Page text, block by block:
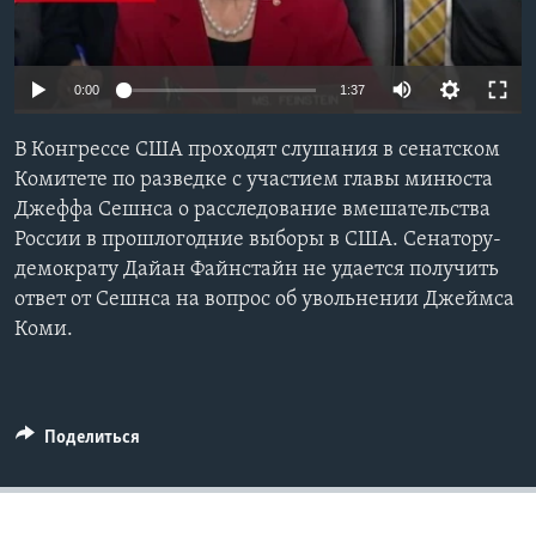
Learning English
Языки
0:00 1:37
В Конгрессе США проходят слушания в сенатском
Комитете по разведке с участием главы минюста
Джеффа Сешнса о расследование вмешательства
России в прошлогодние выборы в США. Сенатору-
демократу Дайан Файнстайн не удается получить
ответ от Сешнса на вопрос об увольнении Джеймса
Коми.
Поделиться